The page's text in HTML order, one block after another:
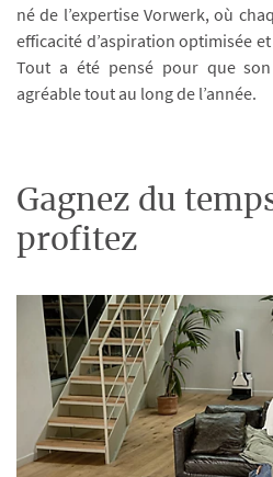
né de l’expertise Vorwerk, où
efficacité d’aspiration optimisée
Tout a été pensé pour que
agréable tout au long de l’année.
Gagnez du
profitez